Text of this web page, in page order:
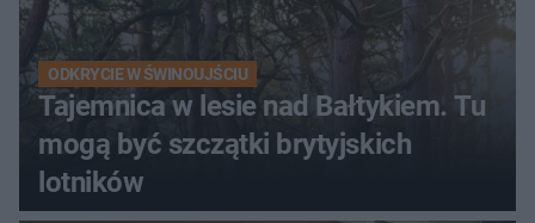
ODKRYCIE W ŚWINOUJŚCIU
Tajemnica w lesie nad Bałtykiem. Tu
mogą być szczątki brytyjskich
lotników